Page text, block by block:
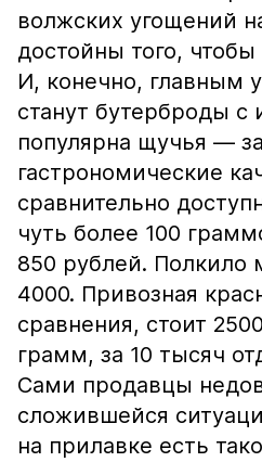
волжских угощений
достойны того,
И, конечно, главным
станут бутерброды с
популярна щучья —
гастрономические
сравнительно
чуть более 100
850 рублей. Полкило
4000. Привозная
сравнения, стоит
грамм, за 10 тысяч
Сами продавцы
сложившейся
на прилавке есть